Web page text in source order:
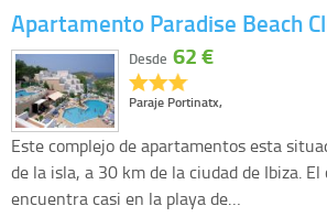
Apartamento Paradise Beach
Paraje Portinatx,
Desde 62 €
Este complejo de apartamentos esta
de la isla, a 30 km de la ciudad de Ibiza. El
encuentra casi en la playa de…